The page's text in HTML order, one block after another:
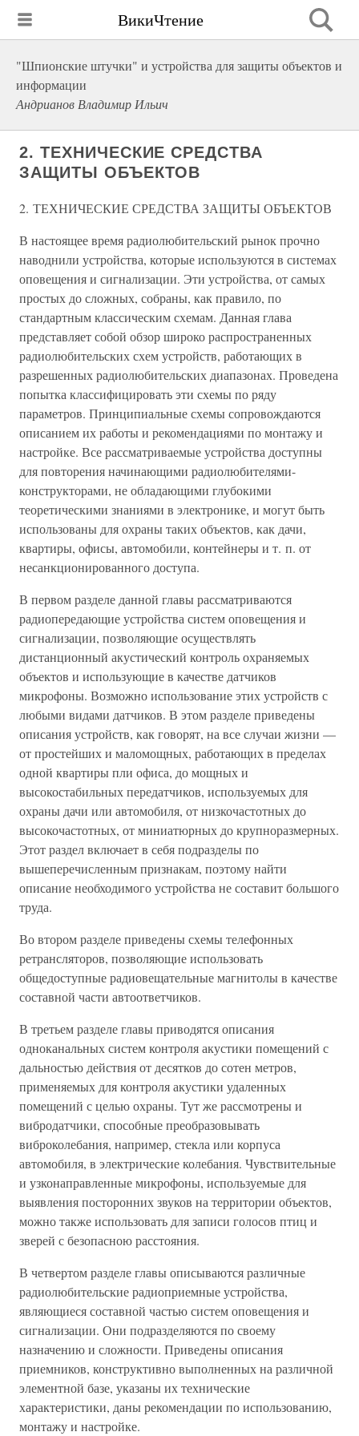
ВикиЧтение
"Шпионские штучки" и устройства для защиты объектов и
информации
Андрианов Владимир Ильич
2. ТЕХНИЧЕСКИЕ СРЕДСТВА
ЗАЩИТЫ ОБЪЕКТОВ
2. ТЕХНИЧЕСКИЕ СРЕДСТВА ЗАЩИТЫ ОБЪЕКТОВ
В настоящее время радиолюбительский рынок прочно
наводнили устройства, которые используются в системах
оповещения и сигнализации. Эти устройства, от самых
простых до сложных, собраны, как правило, по
стандартным классическим схемам. Данная глава
представляет собой обзор широко распространенных
радиолюбительских схем устройств, работающих в
разрешенных радиолюбительских диапазонах. Проведена
попытка классифицировать эти схемы по ряду
параметров. Принципиальные схемы сопровождаются
описанием их работы и рекомендациями по монтажу и
настройке. Все рассматриваемые устройства доступны
для повторения начинающими радиолюбителями-
конструкторами, не обладающими глубокими
теоретическими знаниями в электронике, и могут быть
использованы для охраны таких объектов, как дачи,
квартиры, офисы, автомобили, контейнеры и т. п. от
несанкционированного доступа.
В первом разделе данной главы рассматриваются
радиопередающие устройства систем оповещения и
сигнализации, позволяющие осуществлять
дистанционный акустический контроль охраняемых
объектов и использующие в качестве датчиков
микрофоны. Возможно использование этих устройств с
любыми видами датчиков. В этом разделе приведены
описания устройств, как говорят, на все случаи жизни —
от простейших и маломощных, работающих в пределах
одной квартиры пли офиса, до мощных и
высокостабильных передатчиков, используемых для
охраны дачи или автомобиля, от низкочастотных до
высокочастотных, от миниатюрных до крупноразмерных.
Этот раздел включает в себя подразделы по
вышеперечисленным признакам, поэтому найти
описание необходимого устройства не составит большого
труда.
Во втором разделе приведены схемы телефонных
ретрансляторов, позволяющие использовать
общедоступные радиовещательные магнитолы в качестве
составной части автоответчиков.
В третьем разделе главы приводятся описания
одноканальных систем контроля акустики помещений с
дальностью действия от десятков до сотен метров,
применяемых для контроля акустики удаленных
помещений с целью охраны. Тут же рассмотрены и
вибродатчики, способные преобразовывать
виброколебания, например, стекла или корпуса
автомобиля, в электрические колебания. Чувствительные
и узконаправленные микрофоны, используемые для
выявления посторонних звуков на территории объектов,
можно также использовать для записи голосов птиц и
зверей с безопасною расстояния.
В четвертом разделе главы описываются различные
радиолюбительские радиоприемные устройства,
являющиеся составной частью систем оповещения и
сигнализации. Они подразделяются по своему
назначению и сложности. Приведены описания
приемников, конструктивно выполненных на различной
элементной базе, указаны их технические
характеристики, даны рекомендации по использованию,
монтажу и настройке.